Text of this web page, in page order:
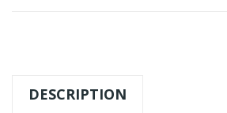
DESCRIPTION